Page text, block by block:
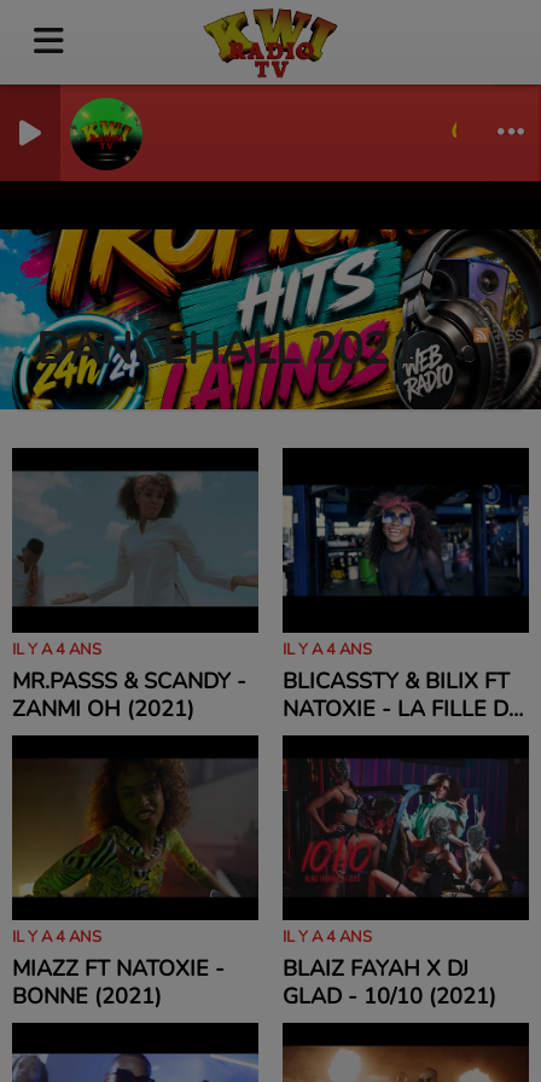
DANCEHALL 2021 RSS
IL Y A 4 ANS
MR.PASSS & SCANDY -
ZANMI OH (2021)
IL Y A 4 ANS
BLICASSTY & BILIX FT
NATOXIE - LA FILLE DE
LA PERSONNE (2021)
IL Y A 4 ANS
MIAZZ FT NATOXIE -
BONNE (2021)
IL Y A 4 ANS
BLAIZ FAYAH X DJ
GLAD - 10/10 (2021)